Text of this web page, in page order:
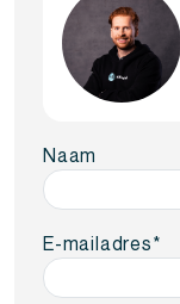
Naam
E-mailadres*